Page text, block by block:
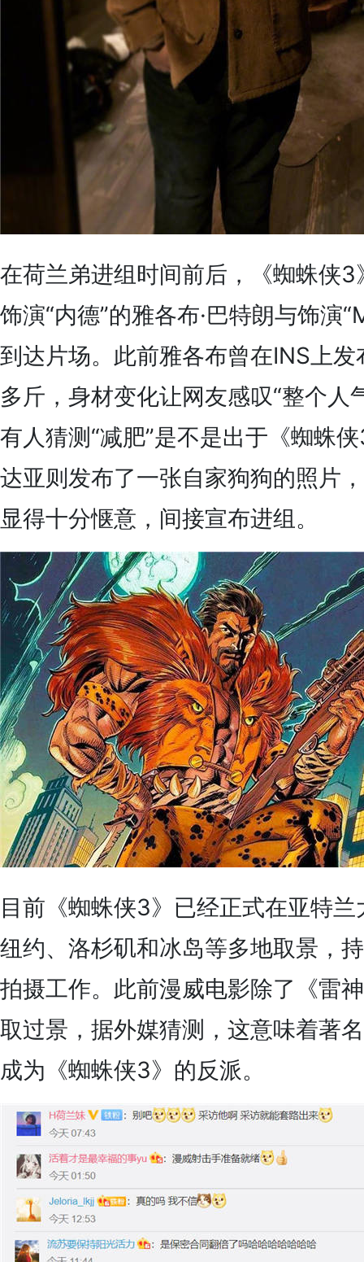
在荷兰弟进组时间前后，《蜘蛛侠
饰演“内德”的雅各布·巴特朗与饰演
到达片场。此前雅各布曾在INS上
多斤，身材变化让网友感叹“整个人
有人猜测“减肥”是不是出于《蜘蛛
达亚则发布了一张自家狗狗的照片
显得十分惬意，间接宣布进组。
目前《蜘蛛侠3》已经正式在亚特
纽约、洛杉矶和冰岛等多地取景，
拍摄工作。此前漫威电影除了《雷
取过景，据外媒猜测，这意味着著
成为《蜘蛛侠3》的反派。